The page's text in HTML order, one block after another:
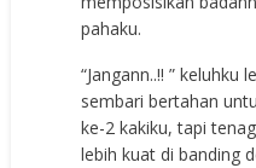
pahaku.
“Jangann..!! ”
sembari bertahan
ke-2 kakiku, tapi
lebih kuat di banding